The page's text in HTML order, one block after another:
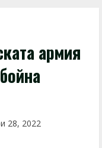
армия
28, 2022